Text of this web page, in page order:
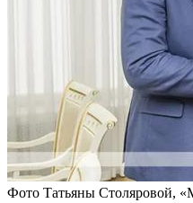
Фото Татьяны Столяровой,